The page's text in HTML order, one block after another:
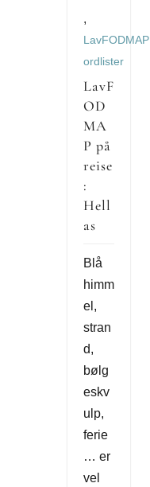
,
LavFODMAP
ordlister
LavF
OD
MA
P på
reise
:
Hell
as
Blå
himm
el,
stran
d,
bølg
eskv
ulp,
ferie
… er
vel